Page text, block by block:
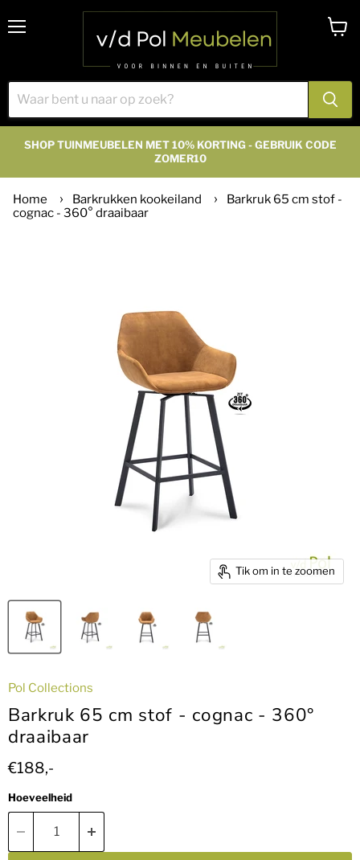
SHOP TUINMEUBELEN MET 10% KORTING - GEBRUIK CODE
ZOMER10
Home Barkrukken kookeiland
Barkruk 65 cm stof -
cognac - 360° draaibaar
Tik om in te zoomen
Pol Collections
Barkruk 65 cm stof - cognac - 360°
draaibaar
Huidige prijs
€188,-
Hoeveelheid